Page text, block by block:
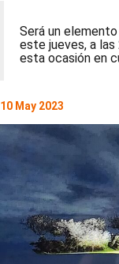
Será un
este jueves, a las
esta ocasión en
10 May 2023